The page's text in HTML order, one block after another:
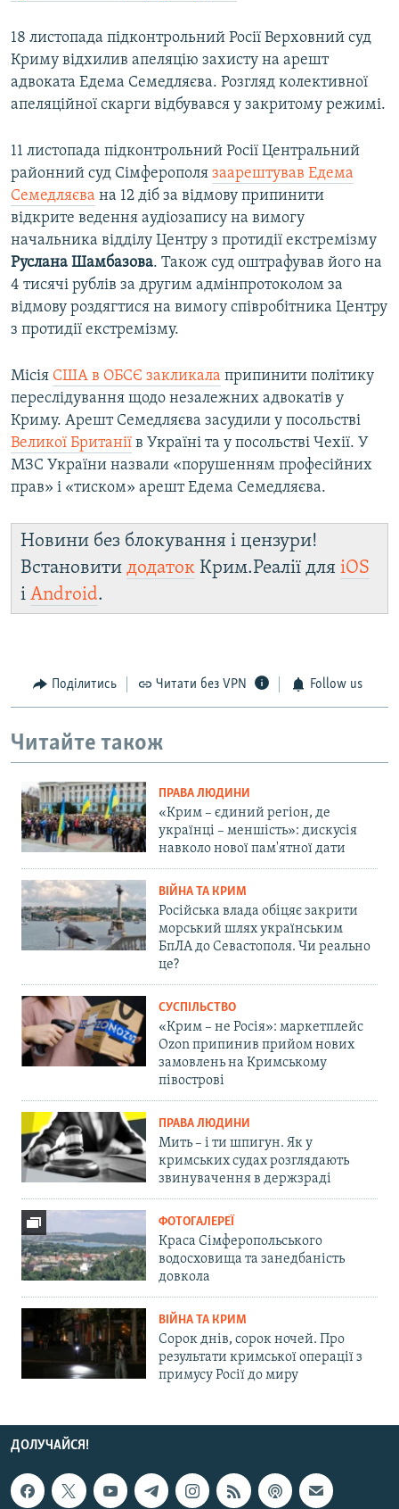
18 листопада підконтрольний Росії Верховний суд
Криму відхилив апеляцію захисту на арешт
адвоката Едема Семедляєва. Розгляд колективної
апеляційної скарги відбувався у закритому режимі.
11 листопада підконтрольний Росії Центральний
районний суд Сімферополя заарештував Едема
Семедляєва на 12 діб за відмову припинити
відкрите ведення аудіозапису на вимогу
начальника відділу Центру з протидії екстремізму
Руслана Шамбазова. Також суд оштрафував його на
4 тисячі рублів за другим адмінпротоколом за
відмову роздягтися на вимогу співробітника Центру
з протидії екстремізму.
Місія США в ОБСЄ закликала припинити політику
переслідування щодо незалежних адвокатів у
Криму. Арешт Семедляєва засудили у посольстві
Великої Британії в Україні та у посольстві Чехії. У
МЗС України назвали «порушенням професійних
прав» і «тиском» арешт Едема Семедляєва.
Новини без блокування і цензури!
Встановити додаток Крим.Реалії для iOS
і Android.
Поділитись Читати без VPN Follow us
Читайте також
ПРАВА ЛЮДИНИ
«Крим – єдиний регіон, де
українці – меншість»: дискусія
навколо нової пам'ятної дати
ВІЙНА ТА КРИМ
Російська влада обіцяє закрити
морський шлях українським
БпЛА до Севастополя. Чи реально
це?
СУСПІЛЬСТВО
«Крим – не Росія»: маркетплейс
Ozon припинив прийом нових
замовлень на Кримському
півострові
ПРАВА ЛЮДИНИ
Мить – і ти шпигун. Як у
кримських судах розглядають
звинувачення в держзраді
ФОТОГАЛЕРЕЇ
Краса Сімферопольського
водосховища та занедбаність
довкола
ВІЙНА ТА КРИМ
Сорок днів, сорок ночей. Про
результати кримської операції з
примусу Росії до миру
ДОЛУЧАЙСЯ!